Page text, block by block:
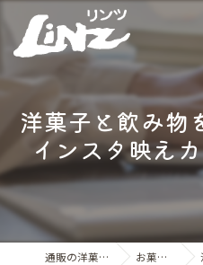
洋菓子と飲み物
インスタ映え
通販の洋菓子ならLiNZ お菓子の世界